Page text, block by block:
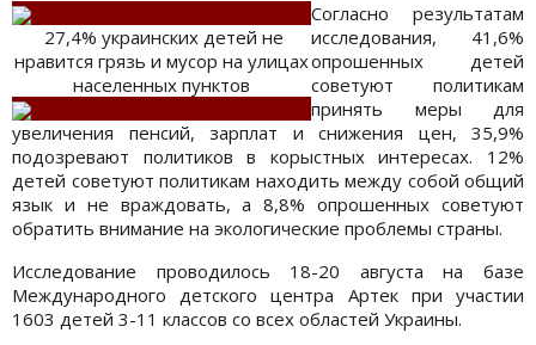
27,4% украинских детей не
нравится грязь и мусор на улицах
населенных пунктов
Согласно результатам
исследования, 41,6%
опрошенных детей
советуют политикам
принять меры для
увеличения пенсий, зарплат и снижения цен, 35,9%
подозревают политиков в корыстных интересах. 12%
детей советуют политикам находить между собой общий
язык и не враждовать, а 8,8% опрошенных советуют
обратить внимание на экологические проблемы страны.
Исследование проводилось 18-20 августа на базе
Международного детского центра Артек при участии
1603 детей 3-11 классов со всех областей Украины.